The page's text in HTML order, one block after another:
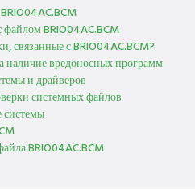
BRIO04AC.BCM
связанные с BRIO04AC.BCM?
наличие вредоносных программ
и драйверов
системных файлов
системы
BRIO04AC.BCM